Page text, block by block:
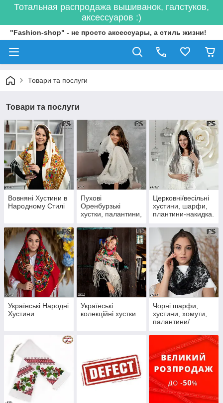
Тотальная распродажа вышиванок, галстуков,
аксессуаров :)
"Fashion-shop" - не просто аксессуары, а стиль жизни!
Товари та послуги
Товари та послуги
Вовняні Хустини в
Народному Стилі
Пухові
Оренбурзькі
хустки, палантини,
Церковні/весільні
хустини, шарфи,
плантини-накидка.
Українські Народні
Хустини
Українські
колекційні хустки
Чорні шарфи,
хустини, хомути,
палантини/